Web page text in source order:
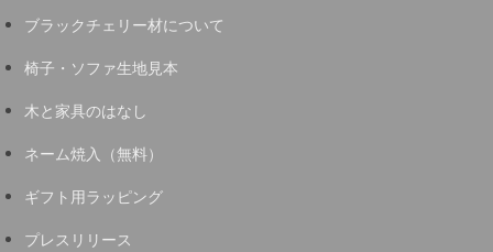
ブラックチェリー材について
椅子・ソファ生地見本
木と家具のはなし
ネーム焼入（無料）
ギフト用ラッピング
プレスリリース